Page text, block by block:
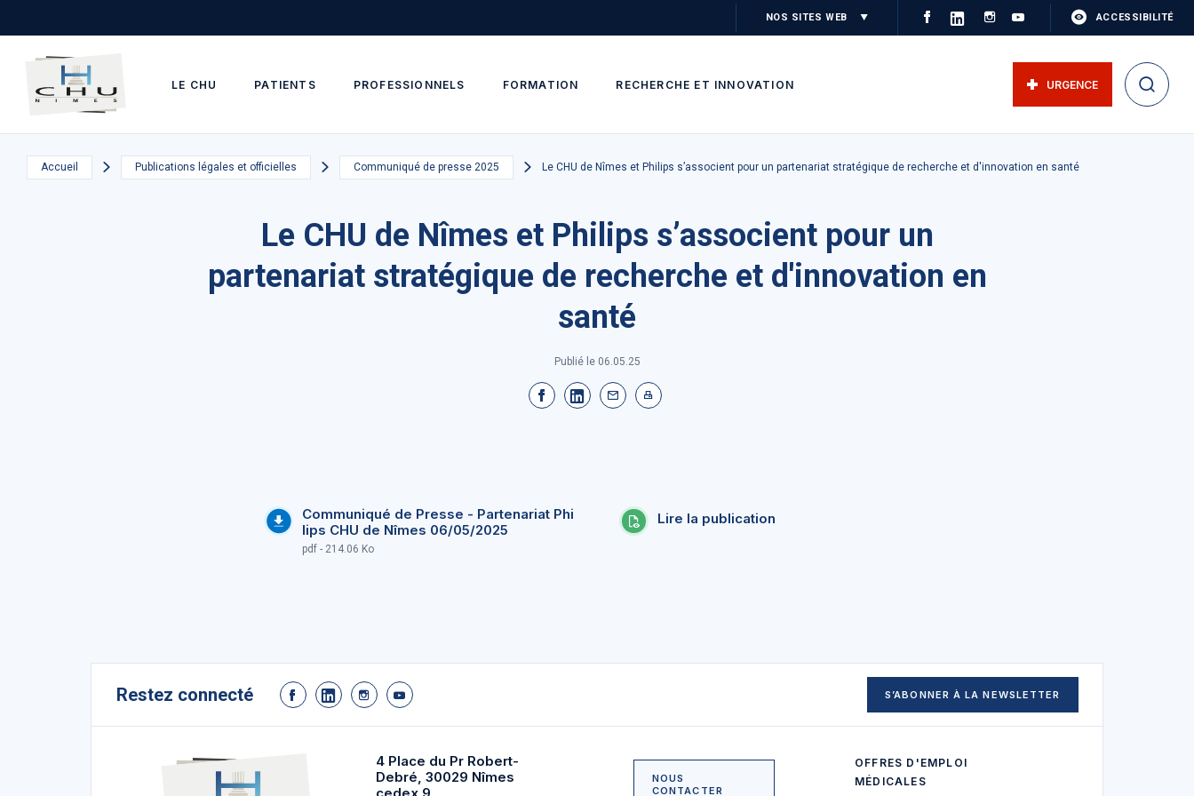
LE CHU PATIENTS PROFESSIONNELS FORMATION RECHERCHE ET INNOVATION
NOS SITES WEB ACCESSIBILITÉ
URGENCE
Accueil Publications légales et officielles Communiqué de presse 2025 Le CHU de Nîmes et Philips s’associent pour un partenariat stratégique de recherche et d'innovation en santé
Le CHU de Nîmes et Philips s’associent pour un
partenariat stratégique de recherche et d'innovation en
santé
Publié le 06.05.25
Communiqué de Presse - Partenariat Phi
lips CHU de Nîmes 06/05/2025
pdf - 214.06 Ko
Lire la publication
Restez connecté S’ABONNER À LA NEWSLETTER
4 Place du Pr Robert-
Debré, 30029 Nîmes
NOUS
CONTACTER
OFFRES D'EMPLOI
MÉDICALES